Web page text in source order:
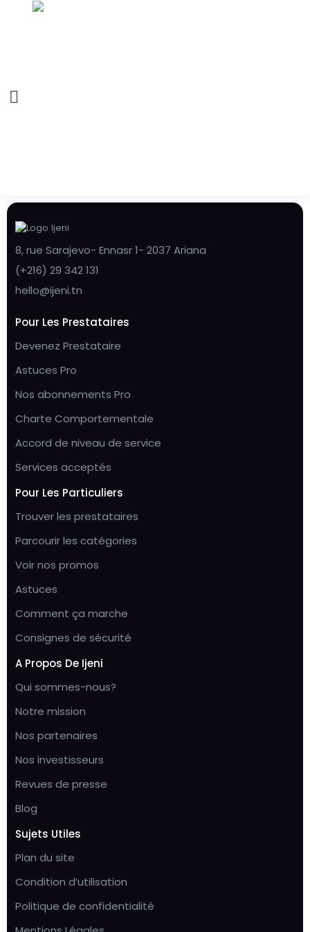
8, rue Sarajevo- Ennasr 1- 2037 Ariana
(+216) 29 342 131
hello@ijeni.tn
Pour Les Prestataires
Devenez Prestataire
Astuces Pro
Nos abonnements Pro
Charte Comportementale
Accord de niveau de service
Services acceptés
Pour Les Particuliers
Trouver les prestataires
Parcourir les catégories
Voir nos promos
Astuces
Comment ça marche
Consignes de sécurité
A Propos De Ijeni
Qui sommes-nous?
Notre mission
Nos partenaires
Nos investisseurs
Revues de presse
Blog
Sujets Utiles
Plan du site
Condition d’utilisation
Politique de confidentialité